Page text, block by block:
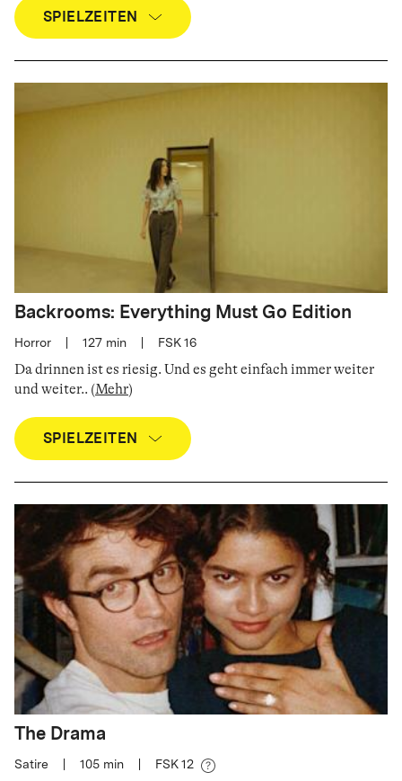
SPIELZEITEN
Backrooms: Everything Must Go Edition
Horror 127 min FSK 16
Da drinnen ist es riesig. Und es geht einfach immer weiter
und weiter.. (Mehr)
SPIELZEITEN
The Drama
Satire 105 min FSK 12